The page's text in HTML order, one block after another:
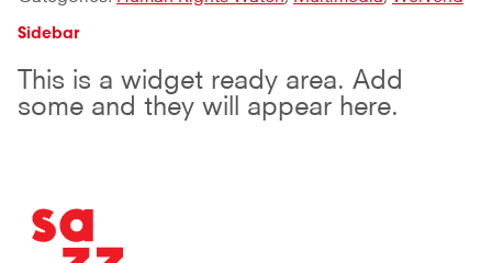
Sidebar
This is a widget ready area. Add
some and they will appear here.